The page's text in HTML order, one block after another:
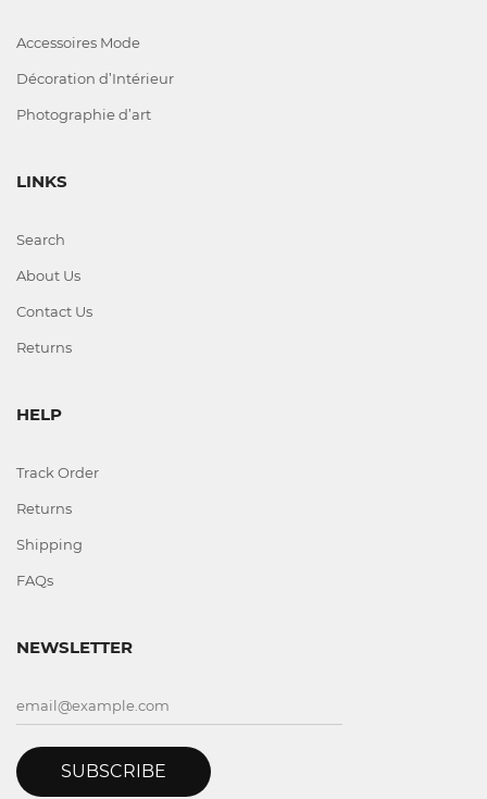
Accessoires Mode
Décoration d’Intérieur
Photographie d’art
LINKS
Search
About Us
Contact Us
Returns
HELP
Track Order
Returns
Shipping
FAQs
NEWSLETTER
SUBSCRIBE